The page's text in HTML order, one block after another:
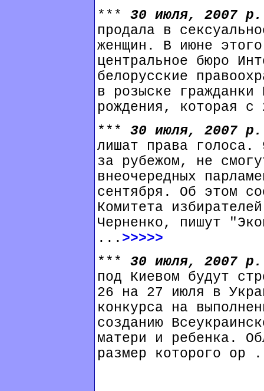
*** 30 июля, 2007
продала в
женщин. В июне
центральное бюро
белорусские
в розыске гражданки
рождения, которая
*** 30 июля, 2007
лишат права голоса.
за рубежом, не
внеочередных
сентября. Об этом
Комитета
Черненко, пишут
... >>>>>
*** 30 июля, 2007
под Киевом будут
26 на 27 июля в
конкурса на
созданию
матери и ребенка.
размер которого ор